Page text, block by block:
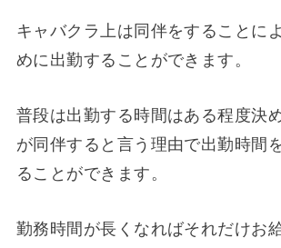
キャバクラ上は同伴をすることに
めに出勤することができます。
普段は出勤する時間はある程度決
が同伴すると言う理由で出勤時間
ることができます。
勤務時間が長くなればそれだけお